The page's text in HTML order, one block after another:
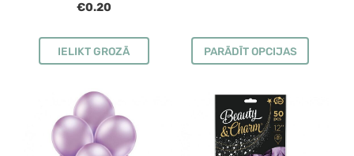
€0.20
IELIKT GROZĀ PARĀDĪT OPCIJAS